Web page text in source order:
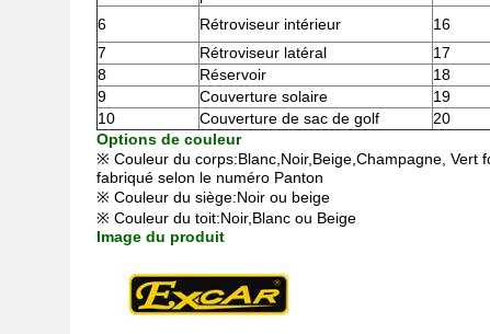
6
Rétroviseur intérieur 16
7
Rétroviseur latéral 17
8
Réservoir 18
9
Couverture solaire 19
10
Couverture de sac de golf 20
Options de couleur
※ Couleur du corps:Blanc,Noir,Beige,Champagne, Vert
fabriqué selon le numéro Panton
※ Couleur du siège:Noir ou beige
※ Couleur du toit:Noir,Blanc ou Beige
Image du produit